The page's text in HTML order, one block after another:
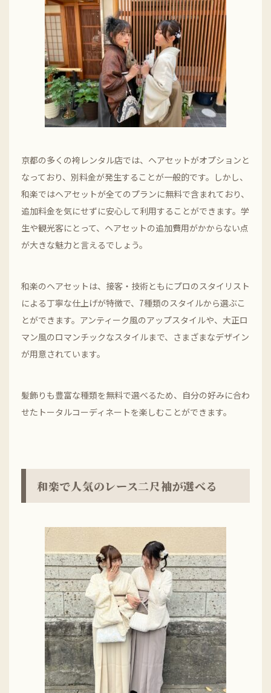
京都の多くの袴レンタル店では、ヘアセットがオプションと
なっており、別料金が発生することが一般的です。しかし、
和楽ではヘアセットが全てのプランに無料で含まれており、
追加料金を気にせずに安心して利用することができます。学
生や観光客にとって、ヘアセットの追加費用がかからない点
が大きな魅力と言えるでしょう。
和楽のヘアセットは、接客・技術ともにプロのスタイリスト
による丁寧な仕上げが特徴で、7種類のスタイルから選ぶこ
とができます。アンティーク風のアップスタイルや、大正ロ
マン風のロマンチックなスタイルまで、さまざまなデザイン
が用意されています。
髪飾りも豊富な種類を無料で選べるため、自分の好みに合わ
せたトータルコーディネートを楽しむことができます。
和楽で人気のレース二尺袖が選べる